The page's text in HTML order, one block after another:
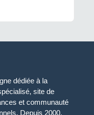
dédiée à la
site de
et communauté
Depuis 2000,